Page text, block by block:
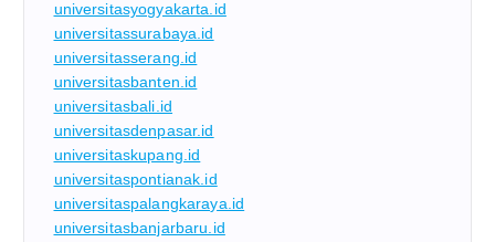
universitasyogyakarta.id
universitassurabaya.id
universitasserang.id
universitasbanten.id
universitasbali.id
universitasdenpasar.id
universitaskupang.id
universitaspontianak.id
universitaspalangkaraya.id
universitasbanjarbaru.id